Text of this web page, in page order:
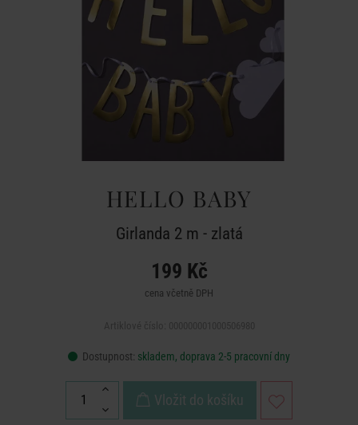
HELLO BABY
Girlanda 2 m - zlatá
199 Kč
cena včetně DPH
Dostupnost: skladem, doprava 2-5 pracovní dny
Vložit do košíku